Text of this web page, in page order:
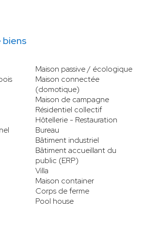
biens
Maison passive / écologique
Maison connectée
(domotique)
Maison de campagne
Résidentiel collectif
Hôtellerie - Restauration
Bureau
Bâtiment industriel
Bâtiment accueillant du
public (ERP)
Villa
Maison container
Corps de ferme
Pool house